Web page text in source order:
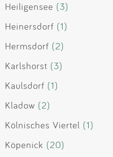
Heiligensee (3)
Heinersdorf (1)
Hermsdorf (2)
Karlshorst (3)
Kaulsdorf (1)
Kladow (2)
Kölnisches Viertel (1)
Köpenick (20)